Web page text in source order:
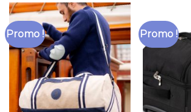
Promo ! Promo !